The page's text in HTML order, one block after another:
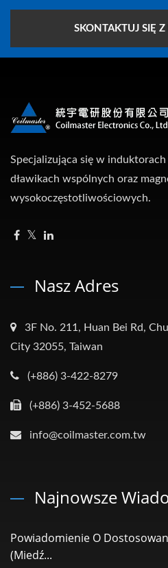
SKONTAKTUJ SIĘ
Specjalizująca się w
dławikach wspólnych oraz
wysokoczęstotliwościowych.
Nasz Adres
3F No. 211, Huan Bei Rd,
City 32055, Taiwan
(+886) 3-422-8279
(+886) 3-452-5688
info@coilmaster.com.tw
Najnowsze
Powiadomienie O
(miedź...